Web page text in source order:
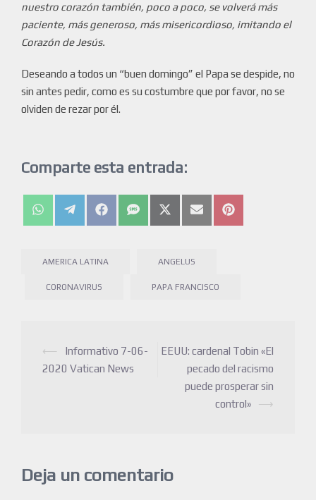
nuestro corazón también, poco a poco, se volverá más
paciente, más generoso, más misericordioso, imitando el
Corazón de Jesús.
Deseando a todos un “buen domingo” el Papa se despide, no
sin antes pedir, como es su costumbre que por favor, no se
olviden de rezar por él.
Comparte esta entrada:
AMERICA LATINA ANGELUS
CORONAVIRUS PAPA FRANCISCO
⟵
Informativo 7-06-
2020 Vatican News
EEUU: cardenal Tobin «El
pecado del racismo
puede prosperar sin
control»
⟶
Deja un comentario